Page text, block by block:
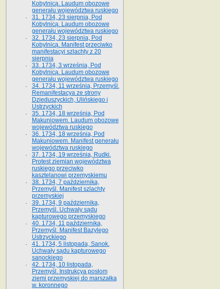
Kobylnicą. Laudum obozowe
generału województwa ruskiego
31. 1734, 23 sierpnia, Pod
Kobylnicą. Laudum obozowe
generału województwa ruskiego
32. 1734, 23 sierpnia, Pod
Kobylnicą. Manifest przeciwko
manifestacyi szlachty z 20
sierpnia
33. 1734, 3 września, Pod
Kobylnicą. Laudum obozowe
generału województwa ruskiego
34. 1734, 11 września, Przemyśl.
Remanifestacya ze strony
Dzieduszyckich, Ulińskiego i
Ustrzyckich
35. 1734, 18 września, Pod
Makuniowem. Laudum obozowe
województwa ruskiego
36. 1734, 18 września, Pod
Makuniowem. Manifest generału
województwa ruskiego
37. 1734, 19 września, Rudki.
Protest ziemian województwa
ruskiego przeciwko
kasztelanowi przemyskiemu
38. 1734, 7 października,
Przemyśl. Manifest szlachty
przemyskiej
39. 1734, 9 października,
Przemyśl. Uchwały sądu
kapturowego przemyskiego
40. 1734, 11 października,
Przemyśl. Manifest Bazylego
Ustrzyckiego
41. 1734, 5 listopada, Sanok.
Uchwały sądu kapturowego
sanockiego
42. 1734, 10 listopada,
Przemyśl. Instrukcya posłom
ziemi przemyskiej do marszałka
w. koronnego